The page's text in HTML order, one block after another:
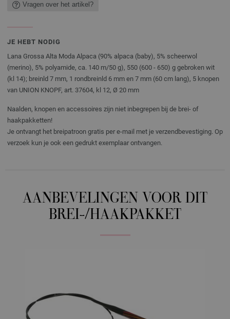
Vragen over het artikel?
JE HEBT NODIG
Lana Grossa Alta Moda Alpaca (90% alpaca (baby), 5% scheerwol
(merino), 5% polyamide, ca. 140 m/50 g), 550 (600 - 650) g gebroken wit
(kl 14); breinld 7 mm, 1 rondbreinld 6 mm en 7 mm (60 cm lang), 5 knopen
van UNION KNOPF, art. 37604, kl 12, Ø 20 mm
Naalden, knopen en accessoires zijn niet inbegrepen bij de brei- of
haakpakketten!
Je ontvangt het breipatroon gratis per e-mail met je verzendbevestiging. Op
verzoek kun je ook een gedrukt exemplaar ontvangen.
AANBEVELINGEN VOOR DIT
BREI-/HAAKPAKKET